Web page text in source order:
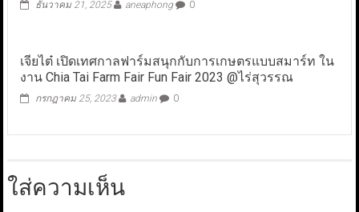
ธันวาคม 21, 2025 aneaphong 0
เจียไต๋ เปิดเทศกาลฟาร์มสนุกกับการเกษตรแบบสมาร์ท ใน
งาน Chia Tai Farm Fair Fun Fair 2023 @ไร่สุวรรณ
กรกฎาคม 25, 2023 admin 0
ใส่ความเห็น